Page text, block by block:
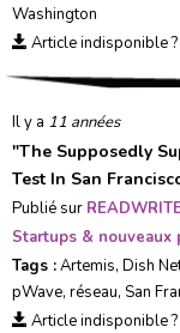
Washington
Article indisponible ?
Il y a 11 années
"The Supposedly
Test In San
Publié sur
Startups & nouveaux
Tags :Artemis, Dish
pWave, réseau, San
Article indisponible ?